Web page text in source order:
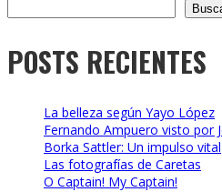
POSTS RECIENTES
La belleza según Yayo López
Fernando Ampuero visto por
Borka Sattler: Un impulso vital
Las fotografías de Caretas
O Captain! My Captain!